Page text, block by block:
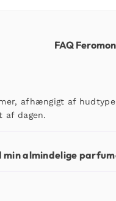
FAQ
afhængigt af
af dagen.
almindelige